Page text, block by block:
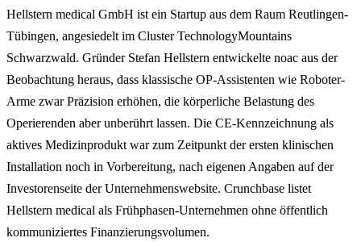
Hellstern medical GmbH ist ein Startup aus dem Raum Reutlingen-
Tübingen, angesiedelt im Cluster TechnologyMountains
Schwarzwald. Gründer Stefan Hellstern entwickelte noac aus der
Beobachtung heraus, dass klassische OP-Assistenten wie Roboter-
Arme zwar Präzision erhöhen, die körperliche Belastung des
Operierenden aber unberührt lassen. Die CE-Kennzeichnung als
aktives Medizinprodukt war zum Zeitpunkt der ersten klinischen
Installation noch in Vorbereitung, nach eigenen Angaben auf der
Investorenseite der Unternehmenswebsite. Crunchbase listet
Hellstern medical als Frühphasen-Unternehmen ohne öffentlich
kommuniziertes Finanzierungsvolumen.